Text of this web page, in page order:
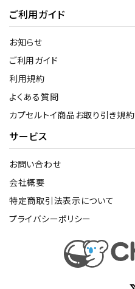
ご利用ガイド
お知らせ
ご利用ガイド
利用規約
よくある質問
カプセルトイ商品お取り引き規約
サービス
お問い合わせ
会社概要
特定商取引法表示について
プライバシーポリシー